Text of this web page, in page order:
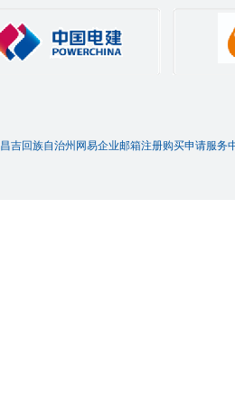
昌吉回族自治州网易企业邮箱注册购买申请服务